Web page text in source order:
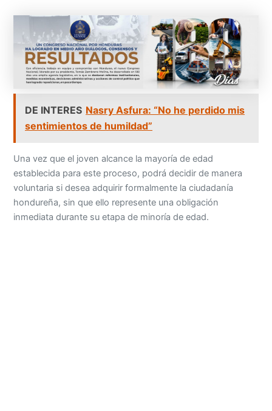
DE INTERES Nasry Asfura: “No he perdido mis
sentimientos de humildad”
Una vez que el joven alcance la mayoría de edad
establecida para este proceso, podrá decidir de manera
voluntaria si desea adquirir formalmente la ciudadanía
hondureña, sin que ello represente una obligación
inmediata durante su etapa de minoría de edad.